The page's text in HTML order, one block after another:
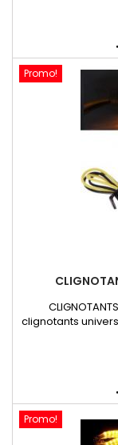
Promo!
clignotants
Promo!